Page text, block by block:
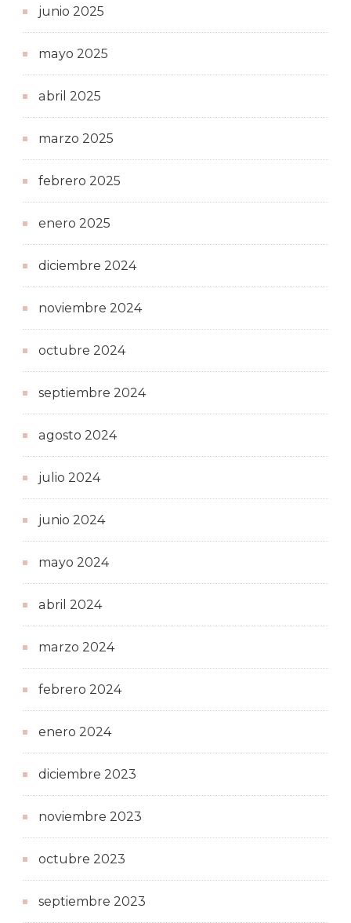
junio 2025
mayo 2025
abril 2025
marzo 2025
febrero 2025
enero 2025
diciembre 2024
noviembre 2024
octubre 2024
septiembre 2024
agosto 2024
julio 2024
junio 2024
mayo 2024
abril 2024
marzo 2024
febrero 2024
enero 2024
diciembre 2023
noviembre 2023
octubre 2023
septiembre 2023